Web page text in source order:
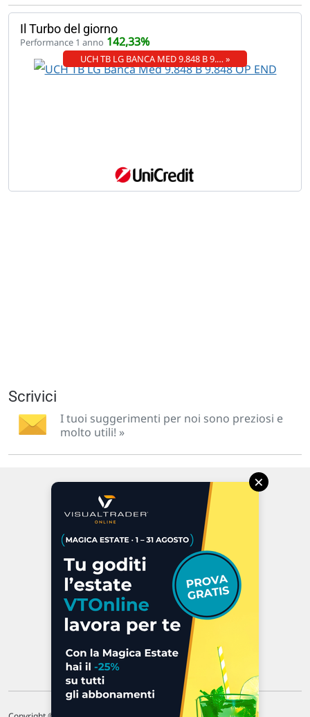
Il Turbo del giorno
Performance 1 anno 142,33%
UCH TB LG BANCA MED 9.848 B 9.… »
Scrivici
I tuoi suggerimenti per noi sono preziosi e
molto utili! »
Via Macanno, 38/A
P.IVA 02 452 460 401
Chi siamo
Commenti e segnalazioni
Contattaci
×